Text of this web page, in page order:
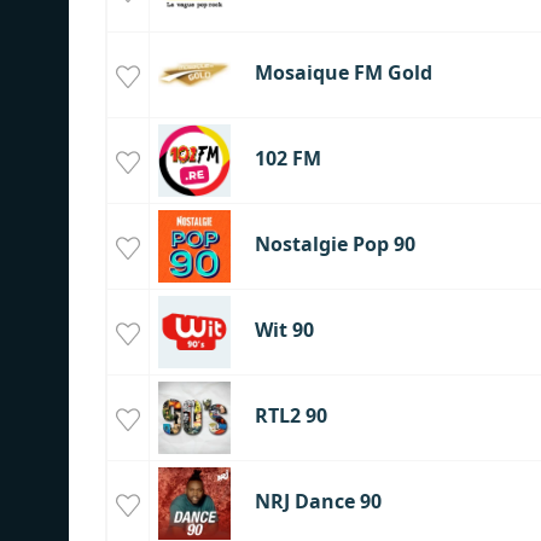
Mosaique FM Gold
102 FM
Nostalgie Pop 90
Wit 90
RTL2 90
NRJ Dance 90